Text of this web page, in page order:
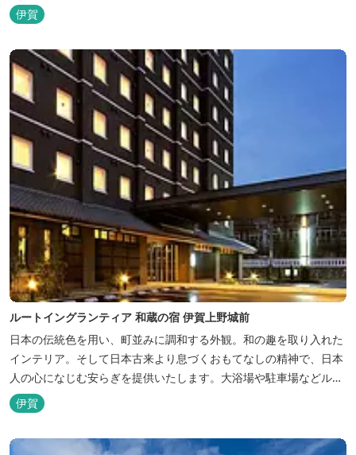
伊賀
ルートイングランティア 和蔵の宿 伊賀上野城前
日本の伝統色を用い、町並みに調和する外観。和の趣を取り入れた
インテリア。そして日本古来より息づくおもてなしの精神で、日本
人の心になじむ安らぎを提供いたします。大浴場や駐車場などルー
トインホテルズの機能性や利便性はそのままに、穏やかな和のニュ
アンスを湛えた空間は、ビジネスにも観光にも、幅広くお役立てい
伊賀